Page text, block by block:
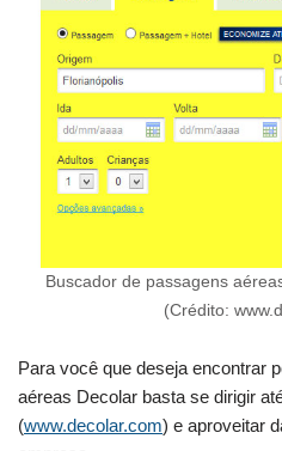
Buscador de passagens
(Crédito:
Para você que deseja encontrar
aéreas Decolar basta se dirigir
(www.decolar.com) e aproveitar